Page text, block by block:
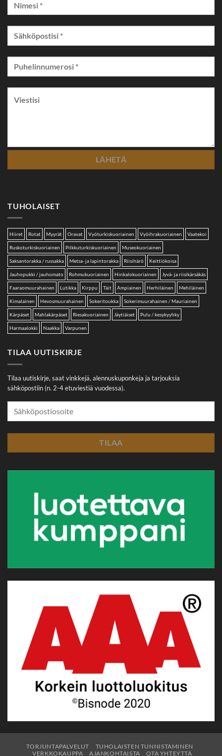
TUHOLAISET
Hiiret Rotat Myyrät Oravat Vyöturkiskuoriainen Vyöihrakuoriainen Vaatekoi
Ruskoturkiskuoriainen Pilkkuturkiskuoriainen Museokuoriainen
Saksantorakka / russakka Metsa- ja lapintorakka Riisihärö Keittiökoisa
Jauhopukki / jauhomato Rohmukuoriainen Hinkalokuoriainen Jyvä- ja riisikärsäkäs
Faaraomuurahainen Lutikka Kirppu Täit Ampiainen Herhiläinen Mehiläinen
Kimalainen Hevosmuurahainen Sokeritoukka Sokerimuurahainen / Mauriainen
Kärpäset Mahlakärpäset Riesakuoriainen Jäytiäiset Pulu / kesykyyhky
Harmaalokki Naakka Varpunen
TILAA UUTISKIRJE
Tilaa uutiskirje, saat vinkkejä, alennuskuponkeja ja tarjouksia
sähköpostiin (n. 2-4 etuviestiä vuodessa).
TORJUNTAPALVELUT
TUHOLAISTEN TUNNISTAMINEN
VERKKOKAUPPA
AJANKOHTAISTA OTA YHTEYTTÄ